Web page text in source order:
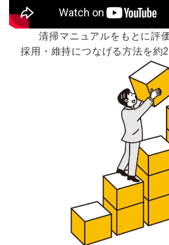
清掃マニュアルをもとに評
採用・維持につなげる方法を約